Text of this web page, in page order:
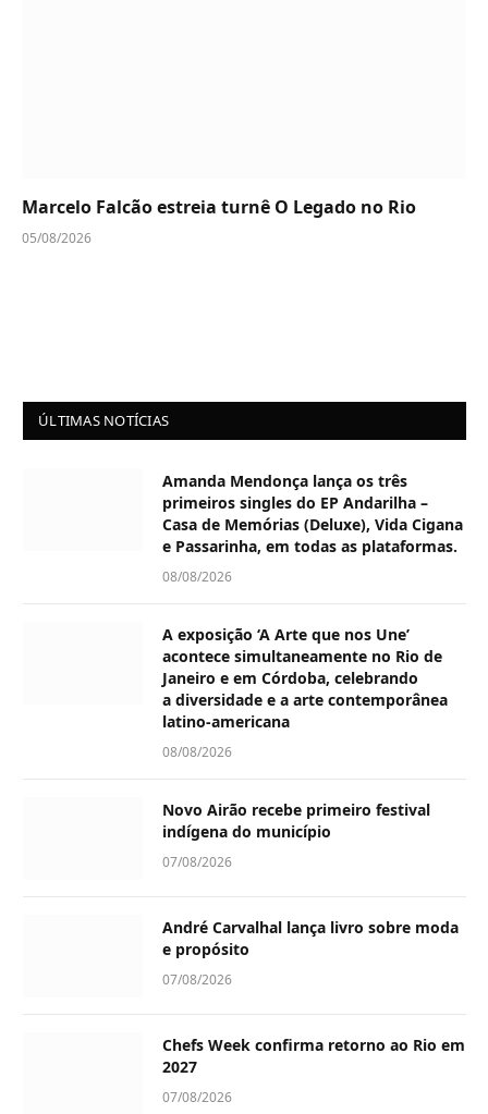
Marcelo Falcão estreia turnê O Legado no Rio
05/08/2026
ÚLTIMAS NOTÍCIAS
Amanda Mendonça lança os três
primeiros singles do EP Andarilha –
Casa de Memórias (Deluxe), Vida Cigana
e Passarinha, em todas as plataformas.
08/08/2026
A exposição ‘A Arte que nos Une’
acontece simultaneamente no Rio de
Janeiro e em Córdoba, celebrando
a diversidade e a arte contemporânea
latino-americana
08/08/2026
Novo Airão recebe primeiro festival
indígena do município
07/08/2026
André Carvalhal lança livro sobre moda
e propósito
07/08/2026
Chefs Week confirma retorno ao Rio em
2027
07/08/2026